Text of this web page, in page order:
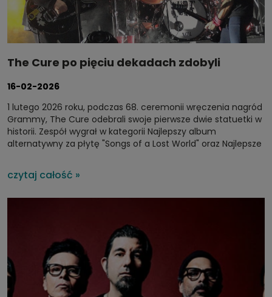
The Cure po pięciu dekadach zdobyli
16-02-2026
1 lutego 2026 roku, podczas 68. ceremonii wręczenia nagród
Grammy, The Cure odebrali swoje pierwsze dwie statuetki w
historii. Zespół wygrał w kategorii Najlepszy album
alternatywny za płytę"Songs of a Lost World" oraz Najlepsze
moment dla brytyjskiej legendy, która od blisko pięciu dekad
kształtuje brzmienie muzyki alternatywnej.
czytaj całość »